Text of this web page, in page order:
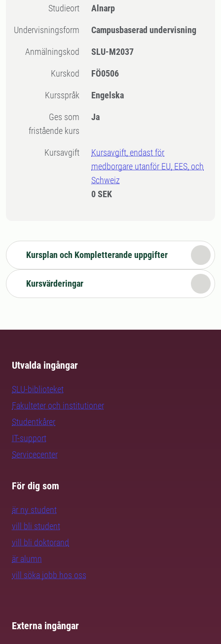
Studieort Alnarp
Undervisningsform Campusbaserad undervisning
Anmälningskod SLU-M2037
Kurskod FÖ0506
Kursspråk Engelska
Ges som
fristående kurs
Ja
Kursavgift
Kursavgift, endast för
medborgare utanför EU, EES, och
Schweiz
0 SEK
Kursplan och Kompletterande uppgifter
Kursvärderingar
Utvalda ingångar
SLU-biblioteket
Fakulteter och institutioner
Studentkårer
IT-support
Servicecenter
För dig som
är ny student
vill bli student
vill bli doktorand
är alumn
vill söka jobb hos oss
Externa ingångar